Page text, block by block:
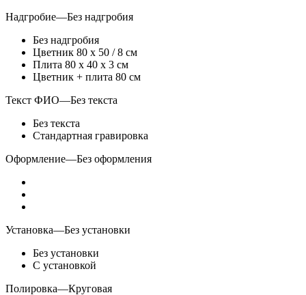
Надгробие—Без надгробия
Без надгробия
Цветник 80 х 50 / 8 см
Плита 80 х 40 х 3 см
Цветник + плита 80 см
Текст ФИО—Без текста
Без текста
Стандартная гравировка
Оформление—Без оформления
Установка—Без установки
Без установки
С установкой
Полировка—Круговая